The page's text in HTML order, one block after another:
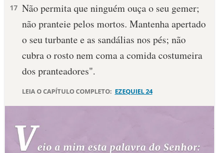
10 MANDAMENTOS
ESTUDOS BÍBLICOS
ESBOÇOS DE PREGAÇÃO
PERGUNTE À BÍBLIA IA
TERMO BÍBLICO
17 Não permita que ninguém ouça o seu gemer;
não pranteie pelos mortos. Mantenha apertado
o seu turbante e as sandálias nos pés; não
cubra o rosto nem coma a comida costumeira
dos pranteadores".
LEIA O CAPÍTULO COMPLETO: EZEQUIEL 24